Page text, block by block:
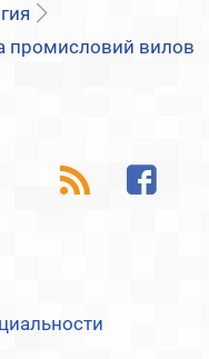
промисловий вилов